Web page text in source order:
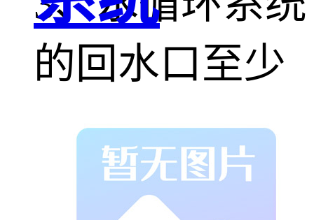
的回水口至少
应设置两套
立、固定、非